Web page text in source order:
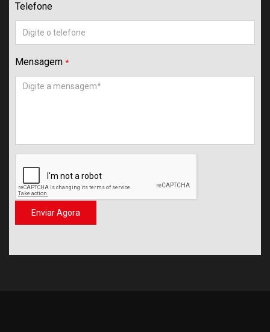
Telefone
Mensagem *
Enviar Agora